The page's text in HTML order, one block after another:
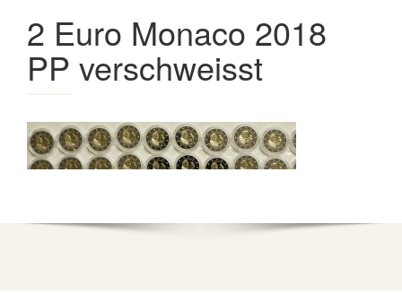
2 Euro Monaco 2018
PP verschweisst